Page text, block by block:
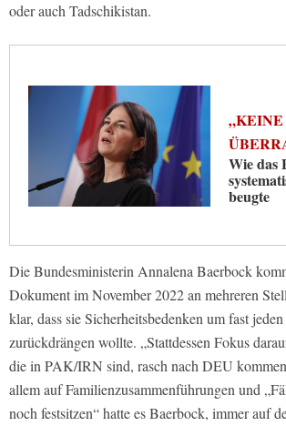
oder auch Tadschikistan.
„KEINE
Wie das
beugte
Die Bundesministerin Annalena Baerbock
Dokument im November 2022 an mehreren
klar, dass sie Sicherheitsbedenken um fast
zurückdrängen wollte. „Stattdessen Fokus
die in PAK/IRN sind, rasch nach DEU
allem auf Familienzusammenführungen und
noch festsitzen“ hatte es Baerbock, immer auf